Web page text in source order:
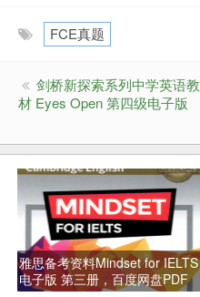
FCE真题
剑桥新探索系列中学英语教
材 Eyes Open 第四级电子版
雅思备考资料Mindset for IELTS
电子版 第三册，百度网盘PDF